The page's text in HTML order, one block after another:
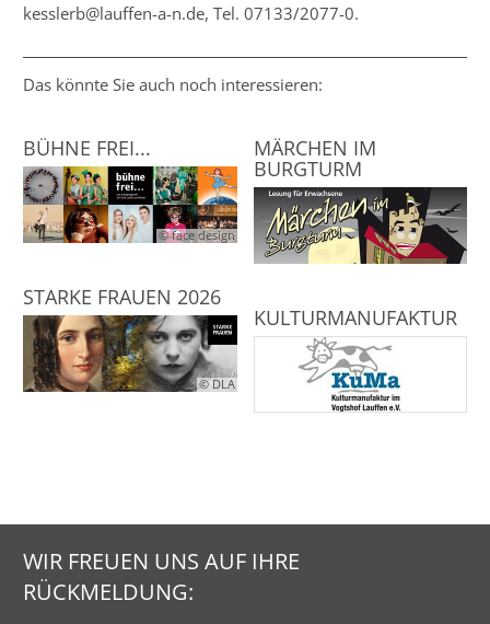
kesslerb@lauffen-a-n.de, Tel. 07133/2077-0.
Das könnte Sie auch noch interessieren:
BÜHNE FREI...
© face design
STARKE FRAUEN 2026
© DLA
MÄRCHEN IM
BURGTURM
KULTURMANUFAKTUR
WIR FREUEN UNS AUF IHRE
RÜCKMELDUNG: